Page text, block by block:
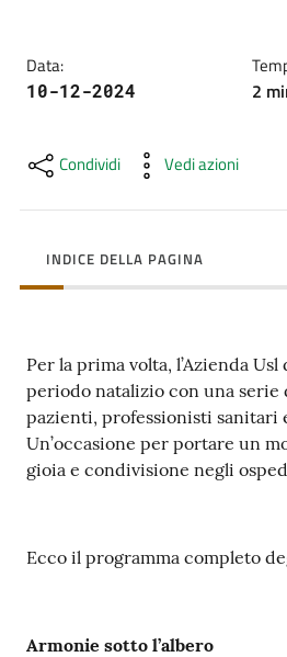
fare
per...
Strutture
e
Piacenza
Costruiamo
Salute
Data:
10-12-2024 2
Condividi Vedi azioni
INDICE DELLA PAGINA
Per la prima volta, l’Azienda
periodo natalizio con una
pazienti, professionisti sanitari
Un’occasione per portare un
gioia e condivisione negli
Ecco il programma completo
Armonie sotto l’albero